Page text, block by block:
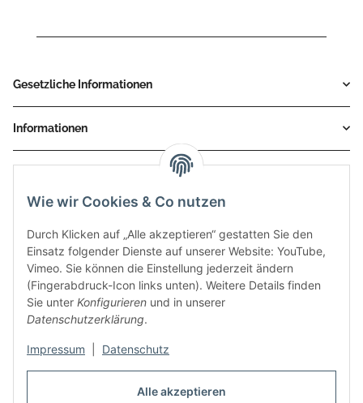
Alle akzeptieren
Wie wir Cookies & Co nutzen
Durch Klicken auf „Alle akzeptieren“ gestatten Sie den
Einsatz folgender Dienste auf unserer Website: YouTube,
Vimeo. Sie können die Einstellung jederzeit ändern
(Fingerabdruck-Icon links unten). Weitere Details finden
Sie unter Konfigurieren und in unserer
Datenschutzerklärung.
Impressum Datenschutz
Gesetzliche Informationen
Informationen
02303 – 983 77 27